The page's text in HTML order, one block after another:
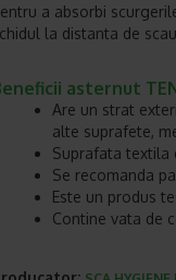
a absorbi
la distanta de
asternut
Are un strat
alte suprafete,
Suprafata textila
Se recomanda
Este un produs
Contine vata de